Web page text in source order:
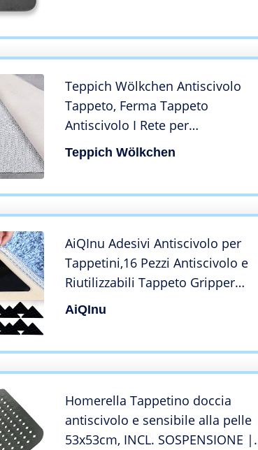
Teppich Wölkchen Antiscivolo
Tappeto, Ferma Tappeto
Antiscivolo I Rete per
Sottotappeto I Tappetino
Antiscivolouniversale per cassetto
Teppich Wölkchen
AiQInu Adesivi Antiscivolo per
Tappetini,16 Pezzi Antiscivolo e
Riutilizzabili Tappeto Gripper
lavabili per tappeti per pavimenti
in legno e duri di tutti i tipi e
AiQInu
Homerella Tappetino doccia
antiscivolo e sensibile alla pelle
53x53cm, INCL. SOSPENSIONE |